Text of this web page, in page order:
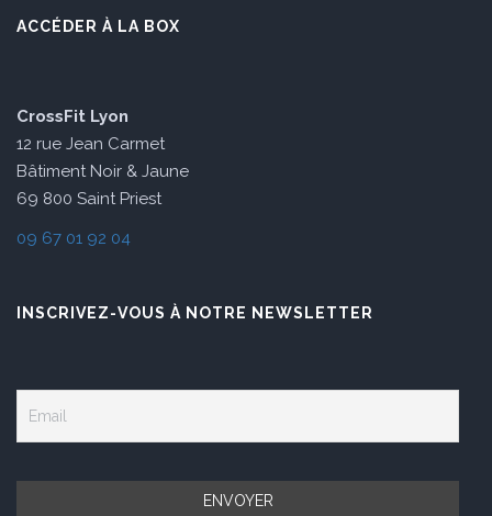
ACCÉDER À LA BOX
CrossFit Lyon
12 rue Jean Carmet
Bâtiment Noir & Jaune
69 800 Saint Priest
09 67 01 92 04
INSCRIVEZ-VOUS À NOTRE NEWSLETTER